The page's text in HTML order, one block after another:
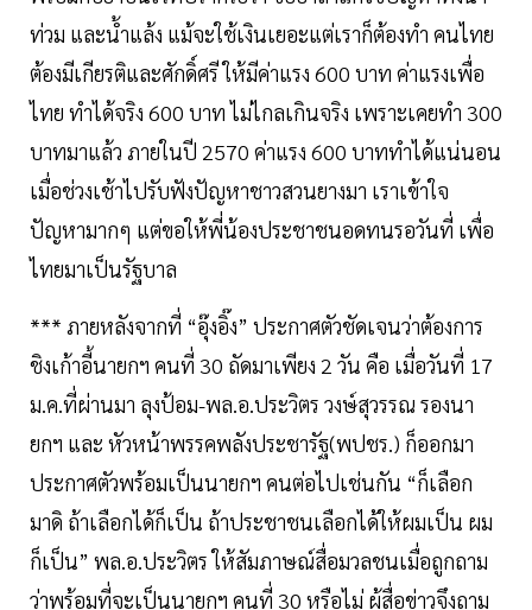
ท่วม และน้ำแล้ง แม้จะใช้เงินเยอะแต่เราก็ต้องทำ คนไทย
ต้องมีเกียรติและศักดิ์ศรี ให้มีค่าแรง 600 บาท ค่าแรงเพื่อ
ไทย ทำได้จริง 600 บาท ไม่ไกลเกินจริง เพราะเคยทำ 300
บาทมาแล้ว ภายในปี 2570 ค่าแรง 600 บาททำได้แน่นอน
เมื่อช่วงเช้าไปรับฟังปัญหาชาวสวนยางมา เราเข้าใจ
ปัญหามากๆ แต่ขอให้พี่น้องประชาชนอดทนรอวันที่ เพื่อ
ไทยมาเป็นรัฐบาล
*** ภายหลังจากที่ “อุ๊งอิ๊ง” ประกาศตัวชัดเจนว่าต้องการ
ชิงเก้าอี้นายกฯ คนที่ 30 ถัดมาเพียง 2 วัน คือ เมื่อวันที่ 17
ม.ค.ที่ผ่านมา ลุงป้อม-พล.อ.ประวิตร วงษ์สุวรรณ รองนา
ยกฯ และ หัวหน้าพรรคพลังประชารัฐ(พปชร.) ก็ออกมา
ประกาศตัวพร้อมเป็นนายกฯ คนต่อไปเช่นกัน “ก็เลือก
มาดิ ถ้าเลือกได้ก็เป็น ถ้าประชาชนเลือกได้ให้ผมเป็น ผม
ก็เป็น” พล.อ.ประวิตร ให้สัมภาษณ์สื่อมวลชนเมื่อถูกถาม
ว่าพร้อมที่จะเป็นนายกฯ คนที่ 30 หรือไม่ ผู้สื่อข่าวจึงถาม